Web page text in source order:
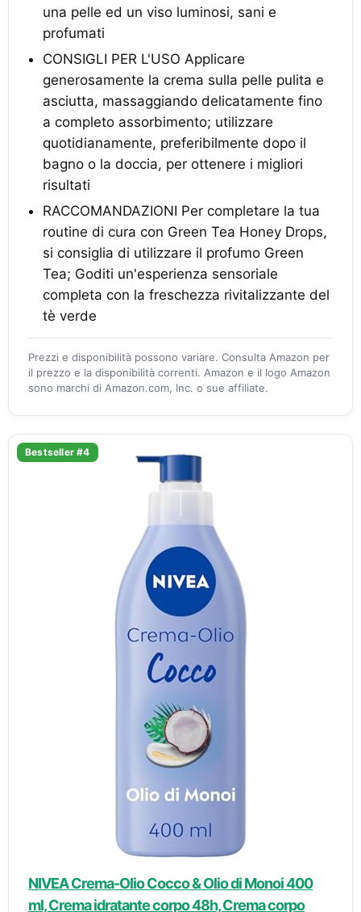
una pelle ed un viso luminosi, sani e
profumati
CONSIGLI PER L'USO Applicare
generosamente la crema sulla pelle pulita e
asciutta, massaggiando delicatamente fino
a completo assorbimento; utilizzare
quotidianamente, preferibilmente dopo il
bagno o la doccia, per ottenere i migliori
risultati
RACCOMANDAZIONI Per completare la tua
routine di cura con Green Tea Honey Drops,
si consiglia di utilizzare il profumo Green
Tea; Goditi un'esperienza sensoriale
completa con la freschezza rivitalizzante del
tè verde
Prezzi e disponibilità possono variare. Consulta Amazon per
il prezzo e la disponibilità correnti. Amazon e il logo Amazon
sono marchi di Amazon.com, Inc. o sue affiliate.
Bestseller #4
NIVEA Crema-Olio Cocco & Olio di Monoi 400
ml, Crema idratante corpo 48h, Crema corpo